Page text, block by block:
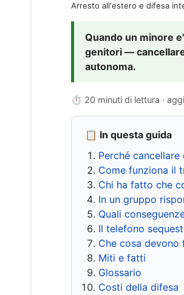
Arresto all'estero e difesa
Quando un minore
genitori —
autonoma.
⏱ 20 minuti di lettura ·
📋 In questa guida
Perché
Come funziona il
Chi ha fatto che
In un gruppo
Quali
Il telefono
Che cosa devono
Miti e fatti
Glossario
Costi della difesa